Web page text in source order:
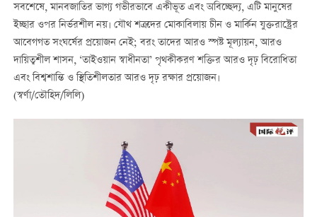
সবশেষে, মানবজাতির ভাগ্য গভীরভাবে একীভূত এবং অবিচ্ছেদ্য, এটি মানুষের
ইচ্ছার ওপর নির্ভরশীল নয়। যৌথ শত্রুদের মোকাবিলায় চীন ও মার্কিন যুক্তরাষ্ট্রের
আবেগগত সংঘর্ষের প্রয়োজন নেই; বরং তাদের আরও স্পষ্ট মূল্যায়ন, আরও
দায়িত্বশীল শাসন, ‘তাইওয়ান স্বাধীনতা’ পৃথকীকরণ শক্তির আরও দৃঢ় বিরোধিতা
এবং বিশ্বশান্তি ও স্থিতিশীলতার আরও দৃঢ় রক্ষার প্রয়োজন।
(স্বর্ণা/তৌহিদ/লিলি)